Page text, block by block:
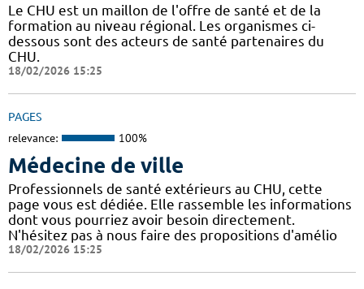
Le CHU est un maillon de l'offre de santé et de la
formation au niveau régional. Les organismes ci-
dessous sont des acteurs de santé partenaires du
CHU.
18/02/2026 15:25
PAGES
relevance: 100%
Médecine de ville
Professionnels de santé extérieurs au CHU, cette
page vous est dédiée. Elle rassemble les informations
dont vous pourriez avoir besoin directement.
N'hésitez pas à nous faire des propositions d'amélio
18/02/2026 15:25